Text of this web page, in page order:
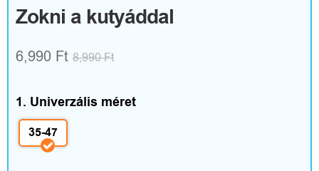
á
t
é
s
Zokni a kutyáddal
6,990 Ft 8,990Ft
1. Univerzális méret
35-47